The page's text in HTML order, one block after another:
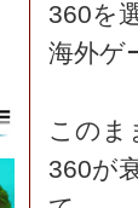
360を
海外ゲ
このま
360が